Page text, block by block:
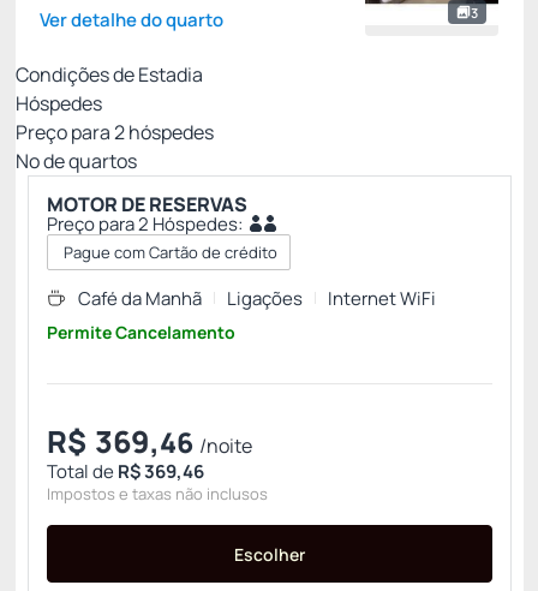
3
Ver detalhe do quarto
Condições de Estadia
Hóspedes
Preço para2hóspedes
Nº de quartos
MOTOR DE RESERVAS
Preço para 2 Hóspedes:
Pague com Cartão de crédito
Café da Manhã Ligações Internet WiFi
Permite Cancelamento
R$ 369,46 /noite
Total deR$ 369,46
Impostos e taxas não inclusos
Escolher